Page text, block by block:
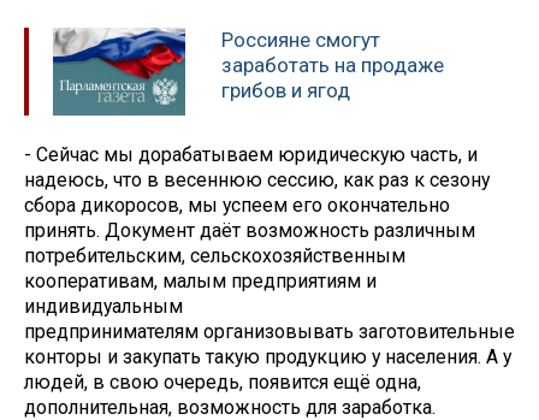
Россияне смогут
заработать на продаже
грибов и ягод
- Сейчас мы дорабатываем юридическую часть, и
надеюсь, что в весеннюю сессию, как раз к сезону
сбора дикоросов, мы успеем его окончательно
принять. Документ даёт возможность различным
потребительским, сельскохозяйственным
кооперативам, малым предприятиям и
индивидуальным
предпринимателям организовывать заготовительные
конторы и закупать такую продукцию у населения. А у
людей, в свою очередь, появится ещё одна,
дополнительная, возможность для заработка.